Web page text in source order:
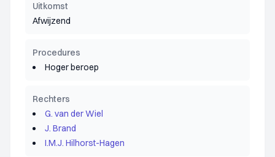
Uitkomst
Afwijzend
Procedures
Hoger beroep
Rechters
G. van der Wiel
J. Brand
I.M.J. Hilhorst-Hagen